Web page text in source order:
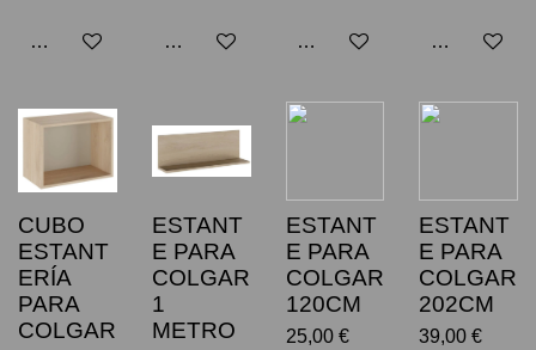
Añadir al carrito Añadir al carrito Avisarme cuando esté
Añadir al
CUBO
ESTANT
ERÍA
PARA
COLGAR
ESTANT
E PARA
COLGAR
1
METRO
ESTANT
E PARA
COLGAR
120CM
25,00 €
ESTANT
E PARA
COLGAR
202CM
39,00 €